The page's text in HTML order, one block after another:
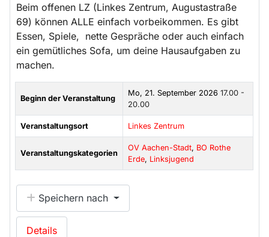
Beim offenen LZ (Linkes Zentrum, Augustastraße
69) können ALLE einfach vorbeikommen. Es gibt
Essen, Spiele, nette Gespräche oder auch einfach
ein gemütliches Sofa, um deine Hausaufgaben zu
machen.
Beginn der Veranstaltung
Mo, 21. September 202617.00 -
20.00
Veranstaltungsort Linkes Zentrum
Veranstaltungskategorien
OV Aachen-Stadt, BO Rothe
Erde, Linksjugend
Speichern nach
Details